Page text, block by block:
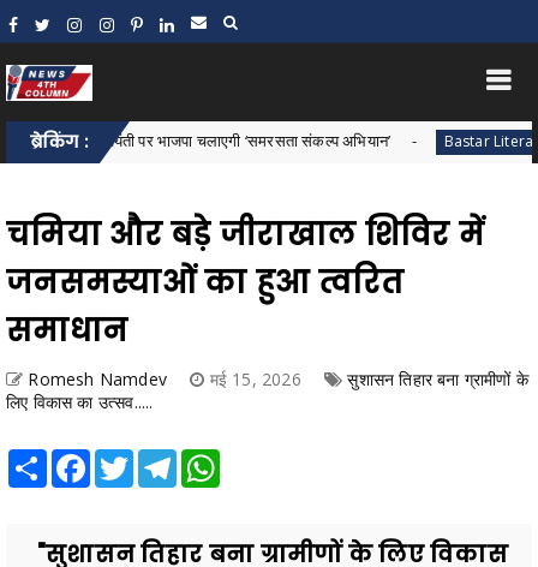
ब्रेकिंग :
जयंती पर भाजपा चलाएगी ‘समरसता संकल्प अभियान’ Bastar Literature
चमिया और बड़े जीराखाल शिविर में
जनसमस्याओं का हुआ त्वरित
समाधान
Romesh Namdev मई 15, 2026
सुशासन तिहार बना ग्रामीणों के
लिए विकास का उत्सव.....
Share Facebook
TwitterTelegram
"सुशासन तिहार बना ग्रामीणों के लिए विकास